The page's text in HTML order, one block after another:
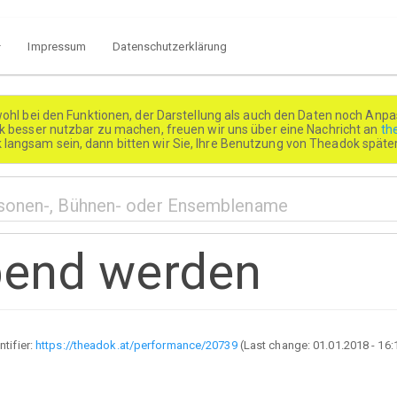
Impressum Datenschutzerklärung
bei den Funktionen, der Darstellung als auch den Daten noch
besser nutzbar zu machen, freuen wir uns über eine Nachricht an
sein, dann bitten wir Sie, Ihre Benutzung von Theadok
werden
https://theadok.at/performance/20739(Last change:01.01.2018 -